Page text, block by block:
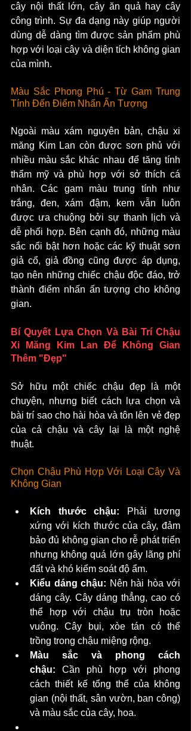
cây nội thất lớn, cây ăn quả hay cây
công trình. Sự đa dạng này giúp người
dùng dễ dàng tìm được sản phẩm phù
hợp với loại cây và diện tích không gian
của mình.
Màu Sắc Phong Phú - Từ Gam Trung
Tính Đến Điểm Nhấn Ấn Tượng
Ngoài màu xám nguyên bản, chậu xi
măng Kim Lan còn được sơn phủ với
nhiều màu sắc khác nhau để tăng tính
thẩm mỹ và phù hợp với sở thích cá
nhân. Các gam màu trung tính như
trắng, đen, xám đậm, kem vẫn luôn
được ưa chuộng bởi sự thanh lịch và
dễ phối hợp. Bên cạnh đó, những màu
sắc nổi bật hơn hoặc các kỹ thuật sơn
giả cổ, giả đồng cũng được áp dụng,
tạo nên những chiếc chậu độc đáo, trở
thành điểm nhấn ấn tượng cho không
gian.
Bí Quyết Lựa Chọn Và Bài Trí Chậu
Xi Măng Kim Lan Để Không Gian
Thêm "Đẹp"
Sở hữu một chiếc chậu đẹp là một
chuyện, nhưng biết cách lựa chọn và
bài trí sao cho hài hòa và tôn lên vẻ đẹp
của cả chậu và cây lại là một nghệ
thuật.
Chọn Chậu Phù Hợp Với Loại Cây Và
Không Gian
Kích thước chậu: Phải tương
xứng với kích thước của cây, đảm
bảo đủ không gian cho rễ phát triển
nhưng không quá lớn gây lãng phí
đất và khó kiểm soát độ ẩm.
Kiểu dáng chậu: Nên hài hòa với
dáng cây. Cây dáng thẳng, cao có
thể hợp với chậu trụ tròn hoặc
vuông. Cây bụi, xòe tán có thể
trồng trong chậu miệng rộng.
Màu sắc và phong cách
chậu: Cần phù hợp với phong
cách thiết kế tổng thể của không
gian (nội thất, sân vườn, ban công)
và màu sắc của cây, hoa.